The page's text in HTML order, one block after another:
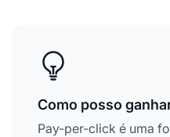
Como posso
Pay-per-click é uma